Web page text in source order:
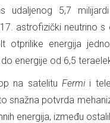
5,7 milijardi
astrofizički neutrino
otprilike energija
energije od 6,5
na satelitu Fermii
snažna potvrda
energija, između